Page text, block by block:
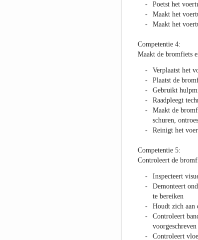
Poetst het
Maakt het
Maakt het
Competentie 4:
Maakt de bromfiets
Verplaatst het
Plaatst de
Gebruikt
Raadpleegt
Maakt de
schuren,
Reinigt het
Competentie 5:
Controleert de
Inspecteert
Demonteert
te bereiken
Houdt zich aan
Controleert
Controleert